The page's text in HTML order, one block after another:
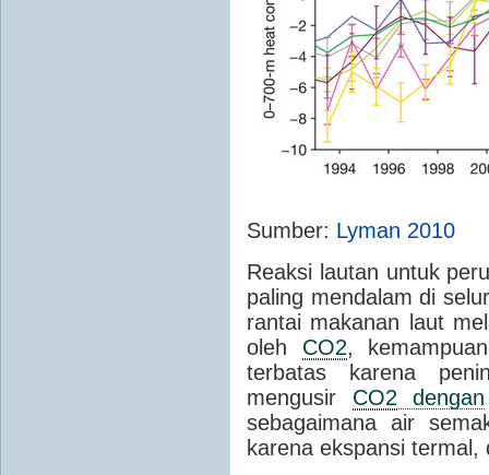
Sumber: Lyman 2010
Reaksi lautan untuk
paling mendalam di
rantai makanan laut
oleh CO2,
terbatas karena
mengusir CO2 dengan
sebagaimana air
karena ekspansi